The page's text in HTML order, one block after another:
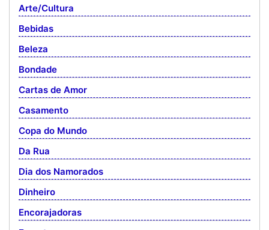
Arte/Cultura
Bebidas
Beleza
Bondade
Cartas de Amor
Casamento
Copa do Mundo
Da Rua
Dia dos Namorados
Dinheiro
Encorajadoras